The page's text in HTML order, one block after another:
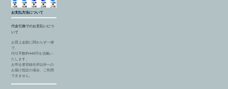
お支払方法について
代金引換でのお支払いにつ
いて
お買上金額に関わらず一律
で、
代引手数料440円を頂戴い
たします。
お申込者登録住所以外への
お届け指定の場合、ご利用
できません。